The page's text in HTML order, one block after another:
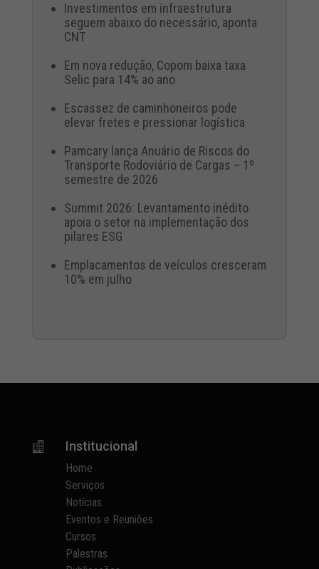
Investimentos em infraestrutura
seguem abaixo do necessário, aponta
CNT
Em nova redução, Copom baixa taxa
Selic para 14% ao ano
Escassez de caminhoneiros pode
elevar fretes e pressionar logística
Pamcary lança Anuário de Riscos do
Transporte Rodoviário de Cargas – 1º
semestre de 2026
Summit 2026: Levantamento inédito
apoia o setor na implementação dos
pilares ESG
Emplacamentos de veículos cresceram
10% em julho
 Institucional
Home
Serviços
Notícias
Eventos e Reuniões
Cursos
Palestras